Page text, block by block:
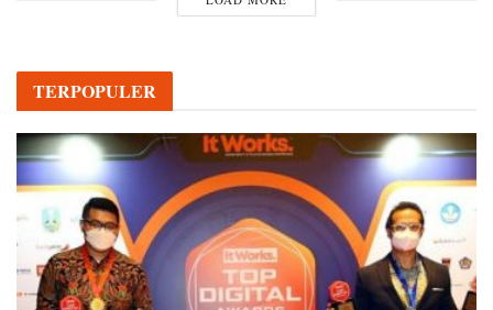
TERPOPULER